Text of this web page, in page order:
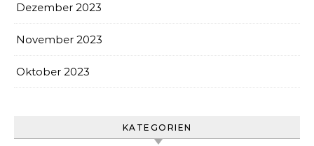
Dezember 2023
November 2023
Oktober 2023
KATEGORIEN